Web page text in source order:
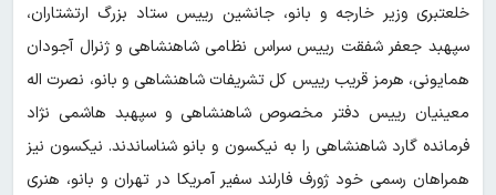
خلعتبری وزیر خارجه و بانو، جانشین رییس ستاد بزرگ ارتشتاران،
سپهبد جعفر شفقت رییس سراس نظامی شاهنشاهی و ژنرال آجودان
همایونی، هرمز قریب رییس کل تشریفات شاهنشاهی و بانو، نصرت اله
معینیان رییس دفتر مخصوص شاهنشاهی و سپهبد هاشمی نژاد
فرمانده گارد شاهنشاهی را به نیکسون و بانو شناساندند. نیکسون نیز
همراهان رسمی خود ژورف فارلند سفیر آمریکا در تهران و بانو، هنری